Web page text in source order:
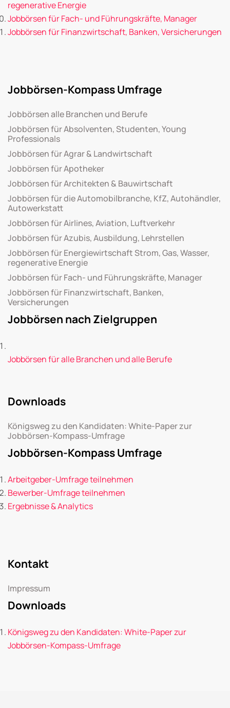
regenerative Energie
Jobbörsen für Fach- und Führungskräfte, Manager
Jobbörsen für Finanzwirtschaft, Banken, Versicherungen
Jobbörsen-Kompass Umfrage
Jobbörsen alle Branchen und Berufe
Jobbörsen für Absolventen, Studenten, Young
Professionals
Jobbörsen für Agrar & Landwirtschaft
Jobbörsen für Apotheker
Jobbörsen für Architekten & Bauwirtschaft
Jobbörsen für die Automobilbranche, KfZ, Autohändler,
Autowerkstatt
Jobbörsen für Airlines, Aviation, Luftverkehr
Jobbörsen für Azubis, Ausbildung, Lehrstellen
Jobbörsen für Energiewirtschaft Strom, Gas, Wasser,
regenerative Energie
Jobbörsen für Fach- und Führungskräfte, Manager
Jobbörsen für Finanzwirtschaft, Banken,
Versicherungen
Jobbörsen nach Zielgruppen
Jobbörsen für alle Branchen und alle Berufe
Downloads
Königsweg zu den Kandidaten: White-Paper zur
Jobbörsen-Kompass-Umfrage
Jobbörsen-Kompass Umfrage
Arbeitgeber-Umfrage teilnehmen
Bewerber-Umfrage teilnehmen
Ergebnisse & Analytics
Kontakt
Impressum
Downloads
Königsweg zu den Kandidaten: White-Paper zur
Jobbörsen-Kompass-Umfrage